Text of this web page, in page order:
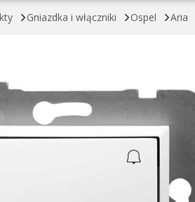
Gniazdka i włączniki Ospel Aria